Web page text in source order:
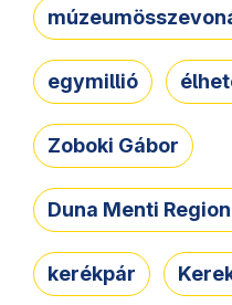
egymillió
Zoboki Gábor
Duna Menti
kerékpár